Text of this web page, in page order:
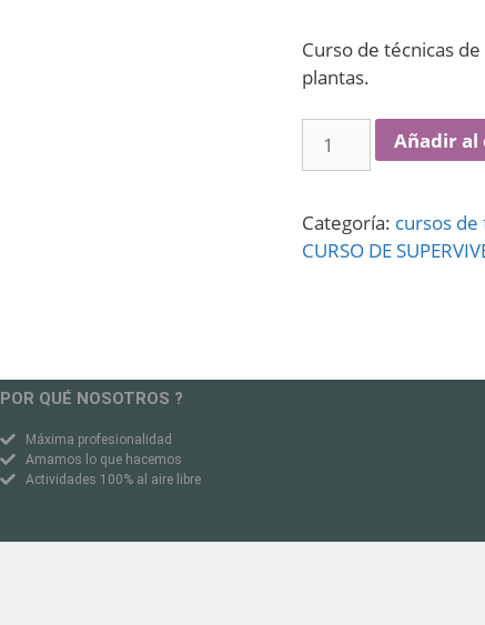
Curso de técnicas
plantas.
Añadir
Categoría: cursos de
CURSO DE
POR QUÉ NOSOTROS ?
Máxima profesionalidad
Amamos lo que hacemos
Actividades 100% al aire libre